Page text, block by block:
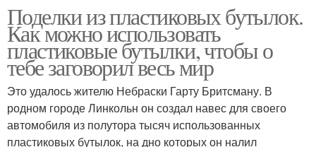
Поделки из пластиковых бутылок.
Как можно использовать
пластиковые бутылки, чтобы о
тебе заговорил весь мир
Это удалось жителю Небраски Гарту Бритсману. В
родном городе Линкольн он создал навес для своего
автомобиля из полутора тысяч использованных
пластиковых бутылок, на дно которых он налил